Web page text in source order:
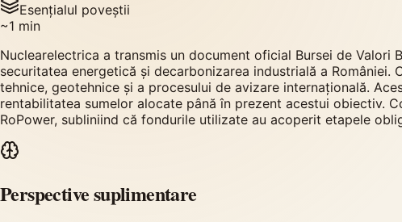
Esențialul poveștii
~1 min
Nuclearelectrica a transmis un document oficial Bursei de
securitatea energetică și decarbonizarea industrială a
tehnice, geotehnice și a procesului de avizare internațională.
rentabilitatea sumelor alocate până în prezent acestui obiectiv.
RoPower, subliniind că fondurile utilizate au acoperit etapele
Perspective suplimentare